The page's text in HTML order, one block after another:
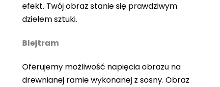
efekt. Twój obraz stanie się prawdziwym
dziełem sztuki.
Blejtram
Oferujemy możliwość napięcia obrazu na
drewnianej ramie wykonanej z sosny. Obraz